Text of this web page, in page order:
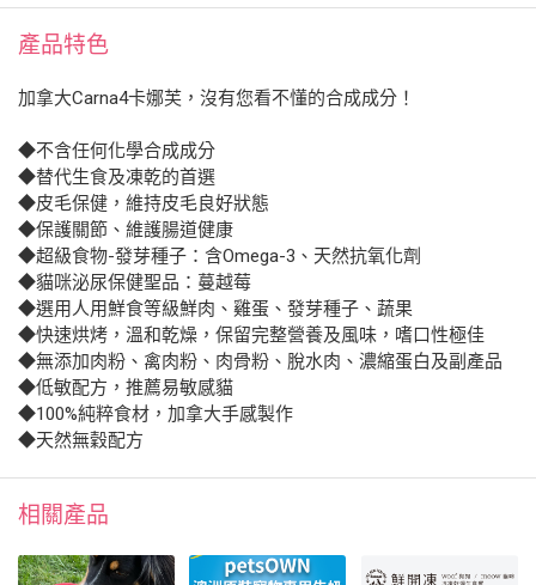
產品特色
加拿大Carna4卡娜芙，沒有您看不懂的合成成分！
◆不含任何化學合成成分
◆替代生食及凍乾的首選
◆皮毛保健，維持皮毛良好狀態
◆保護關節、維護腸道健康
◆超級食物-發芽種子：含Omega-3、天然抗氧化劑
◆貓咪泌尿保健聖品：蔓越莓
◆選用人用鮮食等級鮮肉、雞蛋、發芽種子、蔬果
◆快速烘烤，溫和乾燥，保留完整營養及風味，嗜口性極佳
◆無添加肉粉、禽肉粉、肉骨粉、脫水肉、濃縮蛋白及副產品
◆低敏配方，推薦易敏感貓
◆100%純粹食材，加拿大手感製作
◆天然無穀配方
相關產品